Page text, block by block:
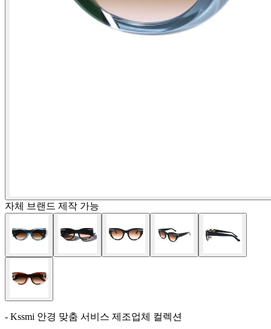
자체 브랜드 제작 가능
- Kssmi 안경 맞춤 서비스 제조업체 컬렉션